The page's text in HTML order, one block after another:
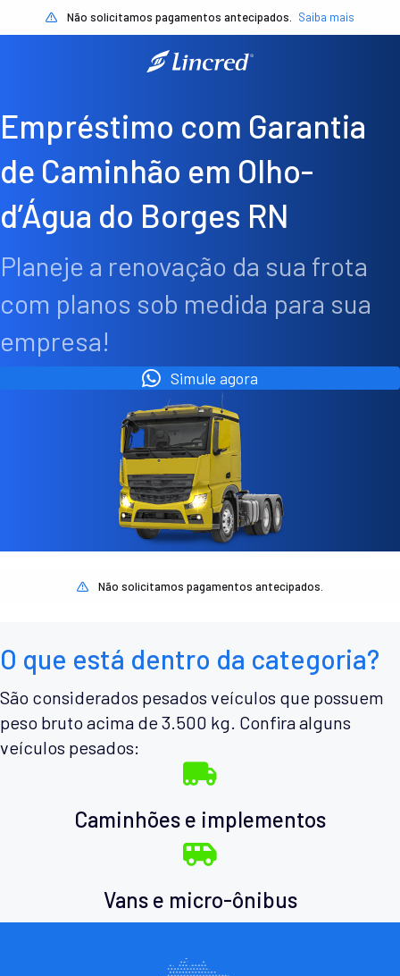
Não solicitamos pagamentos antecipados. Saiba mais
Empréstimo com Garantia
de Caminhão em Olho-
d’Água do Borges RN
Planeje a renovação da sua frota
com planos sob medida para sua
empresa!
Simule agora
Não solicitamos pagamentos antecipados.
O que está dentro da categoria?
São considerados pesados veículos que possuem
peso bruto acima de 3.500 kg. Confira alguns
veículos pesados:
Caminhões e implementos
Vans e micro-ônibus